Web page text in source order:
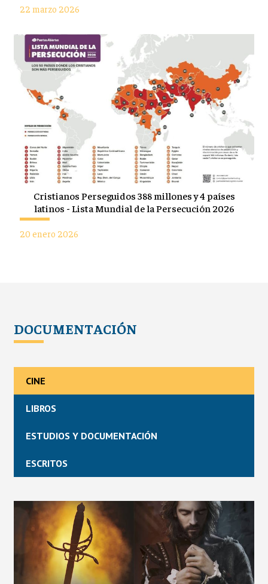
22 marzo 2026
Cristianos Perseguidos 388 millones y 4 países
latinos - Lista Mundial de la Persecución 2026
20 enero 2026
DOCUMENTACIÓN
CINE
LIBROS
ESTUDIOS Y DOCUMENTACIÓN
ESCRITOS